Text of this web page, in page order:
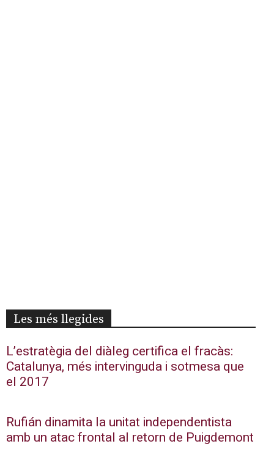
Les més llegides
L’estratègia del diàleg certifica el fracàs:
Catalunya, més intervinguda i sotmesa que
el 2017
Rufián dinamita la unitat independentista
amb un atac frontal al retorn de Puigdemont